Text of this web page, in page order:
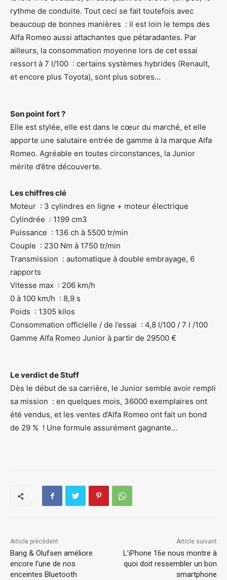
rythme de conduite. Tout ceci se fait toutefois avec
beaucoup de bonnes manières : il est loin le temps des
Alfa Romeo aussi attachantes que pétaradantes. Par
ailleurs, la consommation moyenne lors de cet essai
ressort à 7 l/100 : certains systèmes hybrides (Renault,
et encore plus Toyota), sont plus sobres…
Son point fort ?
Elle est stylée, elle est dans le cœur du marché, et elle
apporte une salutaire entrée de gamme à la marque Alfa
Romeo. Agréable en toutes circonstances, la Junior
mérite d’être découverte.
Les chiffres clé
Moteur : 3 cylindres en ligne + moteur électrique
Cylindrée : 1199 cm3
Puissance : 136 ch à 5500 tr/min
Couple : 230 Nm à 1750 tr/min
Transmission : automatique à double embrayage, 6
rapports
Vitesse max : 206 km/h
0 à 100 km/h : 8,9 s
Poids : 1305 kilos
Consommation officielle / de l’essai : 4,8 l/100 / 7 l /100
Gamme Alfa Romeo Junior à partir de 29500 €
Le verdict de Stuff
Dès le début de sa carrière, le Junior semble avoir rempli
sa mission : en quelques mois, 36000 exemplaires ont
été vendus, et les ventes d’Alfa Romeo ont fait un bond
de 29 % ! Une formule assurément gagnante…
Article précédent
Bang & Olufsen améliore
encore l’une de nos
enceintes Bluetooth
Article suivant
L’iPhone 16e nous montre à
quoi doit ressembler un bon
smartphone